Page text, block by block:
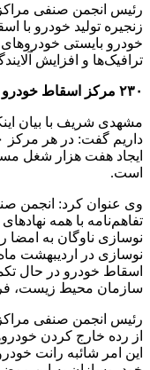
رئیس انجمن صنفی
زنجیره تولید خودرو با
خودرو بایستی
ترافیک‌ها و افزایش
۲۳۰ مرکز اسقاط خودرو
است.
وی عنوان کرد: انجمن
تفاهم‌نامه با همه
نوسازی ناوگان به
نوسازی در اردیبهشت
اسقاط خودرو در حال
سازمان محیط زیست،
رئیس انجمن صنفی مراکز
از رده خارج کردن
این امر شائبه رانت